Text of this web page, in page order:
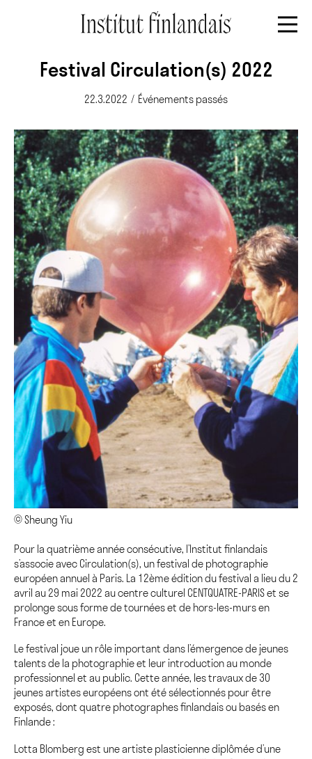
Festival Circulation(s) 2022
22.3.2022 / Événements passés
© Sheung Yiu
Pour la quatrième année consécutive, l’Institut finlandais
s’associe avec Circulation(s), un festival de photographie
européen annuel à Paris. La 12ème édition du festival a lieu du 2
avril au 29 mai 2022 au centre culturel CENTQUATRE-PARIS et se
prolonge sous forme de tournées et de hors-les-murs en
France et en Europe.
Le festival joue un rôle important dans l’émergence de jeunes
talents de la photographie et leur introduction au monde
professionnel et au public. Cette année, les travaux de 30
jeunes artistes européens ont été sélectionnés pour être
exposés, dont quatre photographes finlandais ou basés en
Finlande :
Lotta Blomberg est une artiste plasticienne diplômée d’une